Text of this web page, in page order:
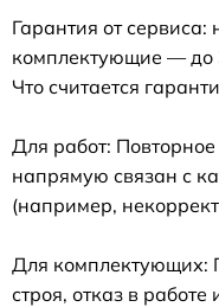
Гарантия от
комплектующие — до
Что считается
Для работ:
напрямую связан с
(например,
Для комплектующих:
строя, отказ в